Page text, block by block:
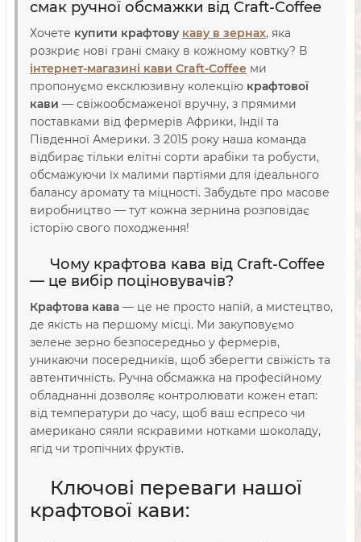
смак ручної обсмажки від Craft-Coffee
Хочете купити крафтову каву в зернах, яка
розкриє нові грані смаку в кожному ковтку? В
інтернет-магазині кави Craft-Coffee ми
пропонуємо ексклюзивну колекцію крафтової
кави — свіжообсмаженої вручну, з прямими
поставками від фермерів Африки, Індії та
Південної Америки. З 2015 року наша команда
відбирає тільки елітні сорти арабіки та робусти,
обсмажуючи їх малими партіями для ідеального
балансу аромату та міцності. Забудьте про масове
виробництво — тут кожна зернина розповідає
історію свого походження!
Чому крафтова кава від Craft-Coffee
— це вибір поціновувачів?
Крафтова кава — це не просто напій, а мистецтво,
де якість на першому місці. Ми закуповуємо
зелене зерно безпосередньо у фермерів,
уникаючи посередників, щоб зберегти свіжість та
автентичність. Ручна обсмажка на професійному
обладнанні дозволяє контролювати кожен етап:
від температури до часу, щоб ваш еспресо чи
американо сяяли яскравими нотками шоколаду,
ягід чи тропічних фруктів.
Ключові переваги нашої
крафтової кави: